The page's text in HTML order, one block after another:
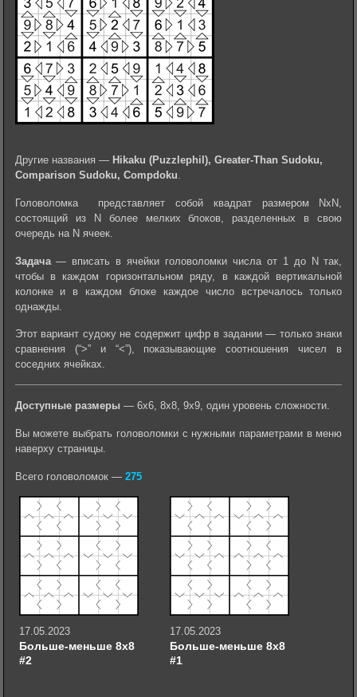
Другие названия — Hikaku (Puzzlephil), Greater-Than Sudoku,
Comparison Sudoku, Compdoku.
Головоломка представляет собой квадрат размером NхN,
состоящий из N более мелких блоков, разделенных в свою
очередь на N ячеек.
Задача— вписать в ячейки головоломки числа от 1 до N так,
чтобы в каждом горизонтальном ряду, в каждой вертикальной
колонке и в каждом блоке каждое число встречалось только
однажды.
Этот вариант судоку не содержит цифр в задании — только знаки
сравнения (“>” и “<”), показывающие соотношения чисел в
соседних ячейках.
Доступные размеры— 6х6, 8х8, 9х9, один уровень сложности.
Вы можете выбрать головоломки с нужными параметрами в меню
наверху страницы.
Всего головоломок — 275
17.05.2023
Больше-меньше 8х8
#2
17.05.2023
Больше-меньше 8х8
#1